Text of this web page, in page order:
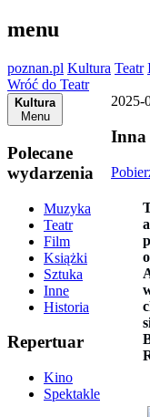
menu
poznan.pl Kultura Teatr
Wróć do Teatr
Kultura
Menu
Polecane
wydarzenia
Muzyka
Teatr
Film
Książki
Sztuka
Inne
Historia
Repertuar
Kino
Spektakle
2025-
Inna